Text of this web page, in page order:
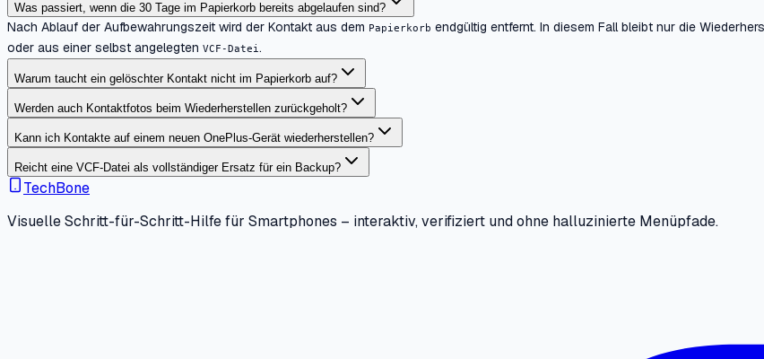
Was passiert, wenn die 30 Tage im Papierkorb bereits abgelaufen sind?
Nach Ablauf der Aufbewahrungszeit wird der Kontakt aus dem Papierkorb endgültig entfernt. In diesem Fall bleibt nur die
oder aus einer selbst angelegten VCF-Datei.
Warum taucht ein gelöschter Kontakt nicht im Papierkorb auf?
Werden auch Kontaktfotos beim Wiederherstellen zurückgeholt?
Kann ich Kontakte auf einem neuen OnePlus-Gerät wiederherstellen?
Reicht eine VCF-Datei als vollständiger Ersatz für ein Backup?
TechBone
Visuelle Schritt-für-Schritt-Hilfe für Smartphones – interaktiv, verifiziert und ohne halluzinierte Menüpfade.